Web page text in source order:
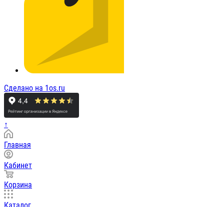
Сделано на 1os.ru
↑
Главная
Кабинет
Корзина